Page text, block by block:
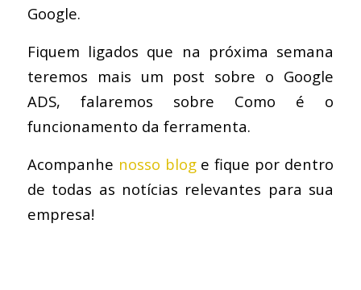
Google.
Fiquem ligados que na próxima semana
teremos mais um post sobre o Google
ADS, falaremos sobre Como é o
funcionamento da ferramenta.
Acompanhe nosso bloge fique por dentro
de todas as notícias relevantes para sua
empresa!